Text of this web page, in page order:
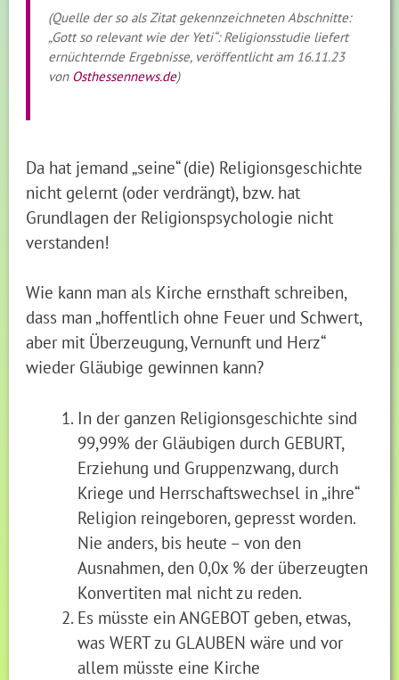
(Quelle der so als Zitat gekennzeichneten Abschnitte:
„Gott so relevant wie der Yeti“: Religionsstudie liefert
ernüchternde Ergebnisse, veröffentlicht am 16.11.23
von Osthessennews.de)
Da hat jemand „seine“ (die) Religionsgeschichte
nicht gelernt (oder verdrängt), bzw. hat
Grundlagen der Religionspsychologie nicht
verstanden!
Wie kann man als Kirche ernsthaft schreiben,
dass man „hoffentlich ohne Feuer und Schwert,
aber mit Überzeugung, Vernunft und Herz“
wieder Gläubige gewinnen kann?
In der ganzen Religionsgeschichte sind
99,99% der Gläubigen durch GEBURT,
Erziehung und Gruppenzwang, durch
Kriege und Herrschaftswechsel in „ihre“
Religion reingeboren, gepresst worden.
Nie anders, bis heute – von den
Ausnahmen, den 0,0x % der überzeugten
Konvertiten mal nicht zu reden.
Es müsste ein ANGEBOT geben, etwas,
was WERT zu GLAUBEN wäre und vor
allem müsste eine Kirche